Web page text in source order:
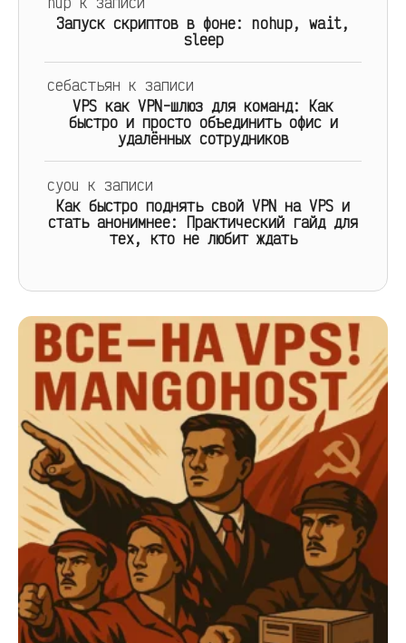
Запуск скриптов в фоне: nohup, wait,
sleep
себастьян к записи
VPS как VPN-шлюз для команд: Как
быстро и просто объединить офис и
удалённых сотрудников
cyou к записи
Как быстро поднять свой VPN на VPS и
стать анонимнее: Практический гайд для
тех, кто не любит ждать